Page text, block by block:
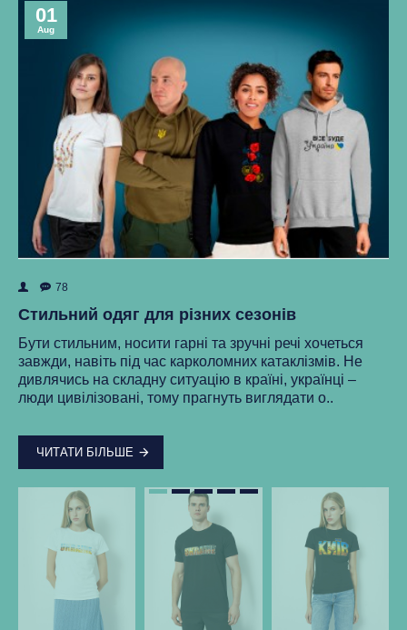
01
Aug
78
Стильний одяг для різних сезонів
Бути стильним, носити гарні та зручні речі хочеться
завжди, навіть під час карколомних катаклізмів. Не
дивлячись на складну ситуацію в країні, українці –
люди цивілізовані, тому прагнуть виглядати о..
ЧИТАТИ БІЛЬШЕ